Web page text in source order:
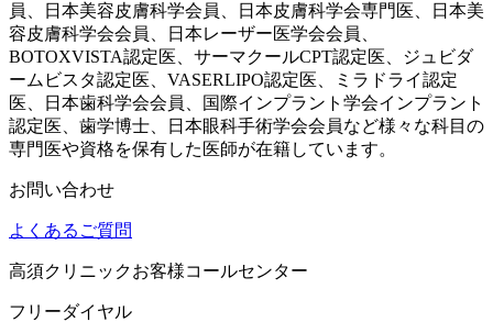
員、日本美容皮膚科学会員、日本皮膚科学会専門医、日本美
容皮膚科学会会員、日本レーザー医学会会員、
BOTOXVISTA認定医、サーマクールCPT認定医、ジュビダ
ームビスタ認定医、VASERLIPO認定医、ミラドライ認定
医、日本歯科学会会員、国際インプラント学会インプラント
認定医、歯学博士、日本眼科手術学会会員など様々な科目の
専門医や資格を保有した医師が在籍しています。
お問い合わせ
よくあるご質問
高須クリニックお客様コールセンター
フリーダイヤル